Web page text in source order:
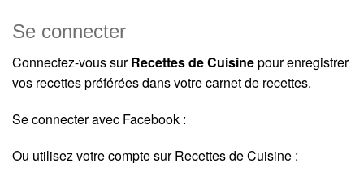
Se connecter
Connectez-vous surRecettes de Cuisinepour enregistrer
vos recettes préférées dans votre carnet de recettes.
Se connecter avec Facebook :
Ou utilisez votre compte sur Recettes de Cuisine :